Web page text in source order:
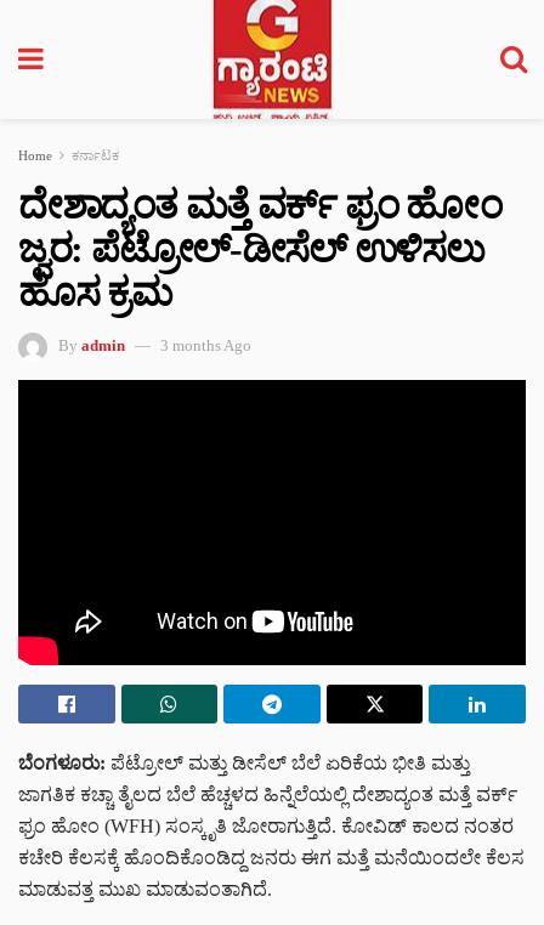
Home ಕರ್ನಾಟಕ
ದೇಶಾದ್ಯಂತ ಮತ್ತೆ ವರ್ಕ್ ಫ್ರಂ ಹೋಂ
ಜ್ವರ: ಪೆಟ್ರೋಲ್-ಡೀಸೆಲ್ ಉಳಿಸಲು
ಹೊಸ ಕ್ರಮ
By admin 3 months Ago
ಬೆಂಗಳೂರು: ಪೆಟ್ರೋಲ್ ಮತ್ತು ಡೀಸೆಲ್ ಬೆಲೆ ಏರಿಕೆಯ ಭೀತಿ ಮತ್ತು
ಜಾಗತಿಕ ಕಚ್ಚಾ ತೈಲದ ಬೆಲೆ ಹೆಚ್ಚಳದ ಹಿನ್ನೆಲೆಯಲ್ಲಿ ದೇಶಾದ್ಯಂತ ಮತ್ತೆ ವರ್ಕ್
ಫ್ರಂ ಹೋಂ (WFH) ಸಂಸ್ಕೃತಿ ಜೋರಾಗುತ್ತಿದೆ. ಕೋವಿಡ್ ಕಾಲದ ನಂತರ
ಕಚೇರಿ ಕೆಲಸಕ್ಕೆ ಹೊಂದಿಕೊಂಡಿದ್ದ ಜನರು ಈಗ ಮತ್ತೆ ಮನೆಯಿಂದಲೇ ಕೆಲಸ
ಮಾಡುವತ್ತ ಮುಖ ಮಾಡುವಂತಾಗಿದೆ.